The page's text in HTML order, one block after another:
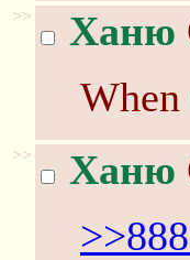
>> Ханю
>> Ханю